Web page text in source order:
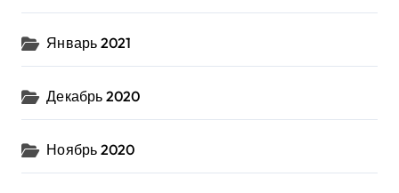
Январь 2021
Декабрь 2020
Ноябрь 2020